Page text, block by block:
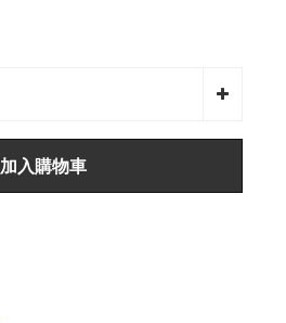
加入購物車